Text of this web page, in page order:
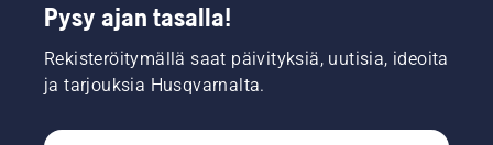
Pysy ajan tasalla!
Rekisteröitymällä saat päivityksiä, uutisia, ideoita
ja tarjouksia Husqvarnalta.